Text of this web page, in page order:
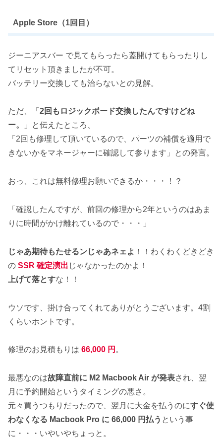
Apple Store（1回目）
ジーニアスバー で見てもらったら蓋開けてもらったりし
てリセット頂きましたが不可。
バッテリー交換しても治らないとの見解。
ただ、「 2回もロジックボード交換したんですけどね
ー。
」と伝えたところ、
「2回も修理して頂いているので、パーツの補償を適用で
きないかをマネージャーに確認して参ります」との発言。
おっ、これは無料修理お願いできるか・・・！？
「確認したんですが、前回の修理から2年というのはあま
りに時間がかけ離れているので・・・」
じゃあ期待もたせるンじゃあネェよ ！！わくわくどきどき
の SSR 確定演出 じゃなかったのかよ！
上げて落とすな！！
ウソです、掛け合ってくれてありがとうございます。4割
くらいホントです。
修理のお見積もりは 66,000 円 。
最悪なのは故障直前に M2 Macbook Air が発表され、翌
月に予約開始というタイミングの悪さ。
元々買うつもりだったので、翌月に大金を払うのにすぐ使
わなくなる Macbook Pro に 66,000 円払う という事
に・・・いやいやちょっと。